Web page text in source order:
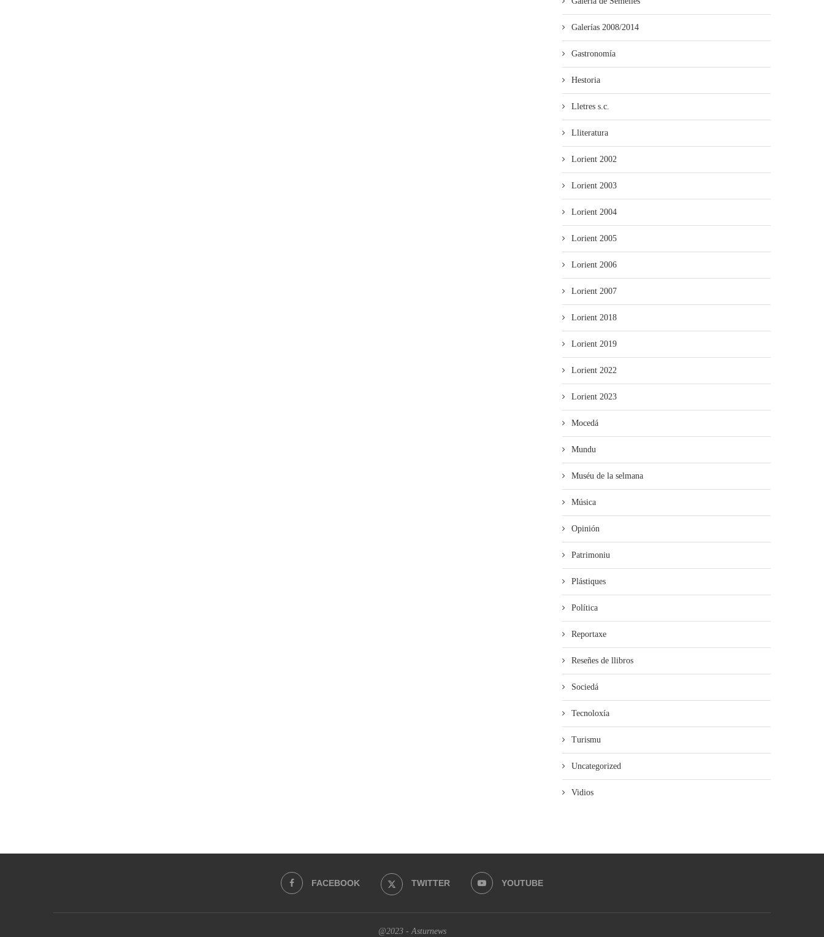
Galerías 2008/2014
Gastronomía
Hestoria
Lletres s.c.
Lliteratura
Lorient 2002
Lorient 2003
Lorient 2004
Lorient 2005
Lorient 2006
Lorient 2007
Lorient 2018
Lorient 2019
Lorient 2022
Lorient 2023
Mocedá
Mundu
Muséu de la selmana
Música
Opinión
Patrimoniu
Plástiques
Política
Reportaxe
Reseñes de llibros
Sociedá
Tecnoloxía
Turismu
Uncategorized
Vidios
FACEBOOK TWITTER YOUTUBE
@2023 - Asturnews